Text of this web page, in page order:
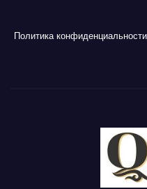
Политика конфиденциальности